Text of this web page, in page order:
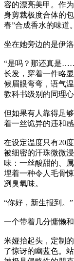
容的漂亮美甲。作
身剪裁极度合体的
春”合成香水的味道。
坐在她旁边的是伊洛
“是吗？那还真是
长发，穿着一件略
候眉眼弯弯，语气
教科书级别的同理心
但如果有人靠得足
着一丝诡异的违和
在设定温度只有20
被细密的汗珠微微
味：一丝酸甜的、
埋着一种令人毛骨
冽臭氧味。
“你好，新生报到。”
一个带着几分慵懒
米娅抬起头，定制
了惊讶的幽蓝色。